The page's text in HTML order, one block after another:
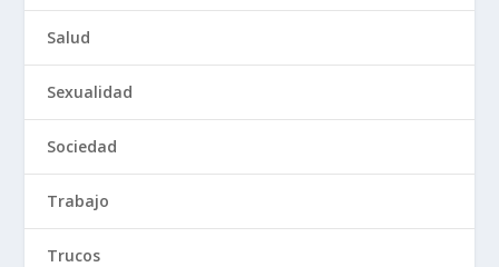
Salud
Sexualidad
Sociedad
Trabajo
Trucos